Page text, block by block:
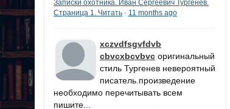
Записки охотника. Иван Сергеевич Тургенев.
Страница 1. Читать · 11 months ago
xczvdfsgvfdvb
cbvcxbcvbvc оригинальный
стиль Тургенев невероятный
писатель.произведение
необходимо перечитывать всем
пишите...